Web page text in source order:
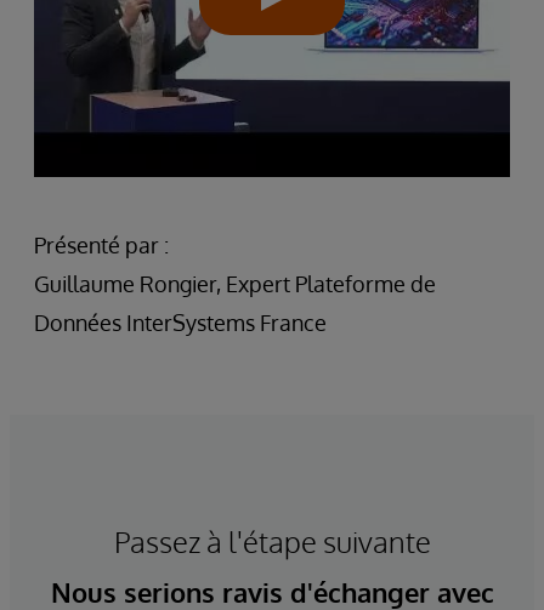
Présenté par :
Guillaume Rongier, Expert Plateforme de
Données InterSystems France
Passez à l'étape suivante
Nous serions ravis d'échanger avec